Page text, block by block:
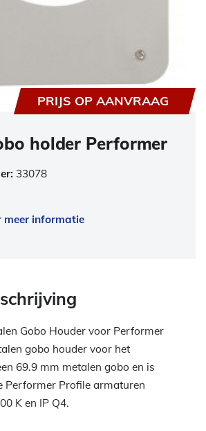
PRIJS OP AANVRAAG
holder Performer
33078
meer informatie
Gobo Houder voor Performer
gobo houder voor het
69.9 mm metalen gobo en is
Performer Profile armaturen
K en IP Q4.